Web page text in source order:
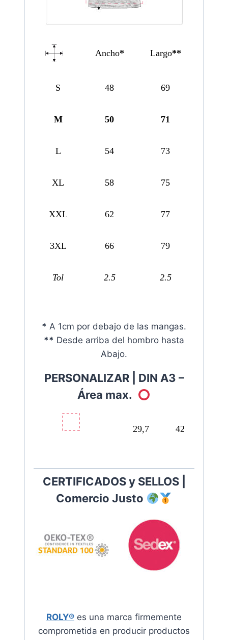
Ancho* Largo**
S 48 69
M 50 71
L 54 73
XL 58 75
XXL 62 77
3XL 66 79
Tol 2.5 2.5
* A 1cm por debajo de las mangas.
** Desde arriba del hombro hasta
Abajo.
PERSONALIZAR | DIN A3 –
Área max.
29,7 42
CERTIFICADOS y SELLOS |
Comercio Justo
ROLY® es una marca firmemente
comprometida en producir productos